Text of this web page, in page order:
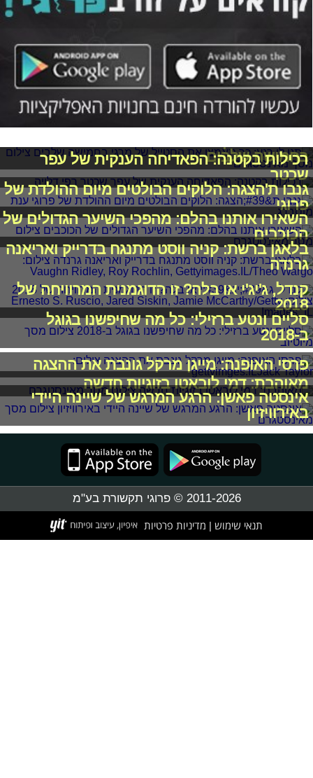
בחמישה שלבים
רכילות בקטנה: הפאדיחה הענקית של עפר
שכטר
גנבו ת'הצגה: הלוקים הבולטים מיום ההולדת של
פרוגי
השאירו אותנו בהלם: מהפכי השיער הגדולים של
הכוכבים
בלאגן ברשת: קניה ווסט מתנגח בדרייק ואריאנה
גרנדה
קנדל, ג'יג'י או בלה? זו הדוגמנית המרוויחה של
2018
סליים ונטע ברזילי: כל מה שחיפשנו בגוגל
ב-2018
פרסי האופנה: מייגן מרקל גונבת את ההצגה
מאוהבת: דמי לובאטו בזוגיות חדשה
אינסטה פאשן: הרגע המרגש של שיינה היידי
באירוויזיון
2011-2026 © פרוגי תקשורת בע"מ
תנאי שימוש מדיניות פרטיות